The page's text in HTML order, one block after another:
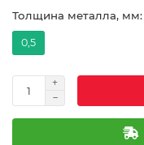
Толщина металла, мм:
0,5